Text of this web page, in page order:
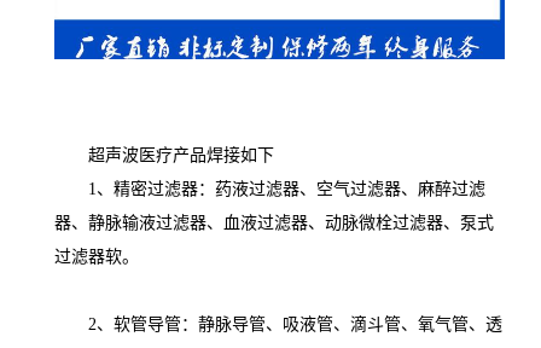
超声波医疗产品焊接如下
1、精密过滤器：药液过滤器、空气过滤器、麻醉过滤
器、静脉输液过滤器、血液过滤器、动脉微栓过滤器、泵式
过滤器软。
2、软管导管：静脉导管、吸液管、滴斗管、氧气管、透